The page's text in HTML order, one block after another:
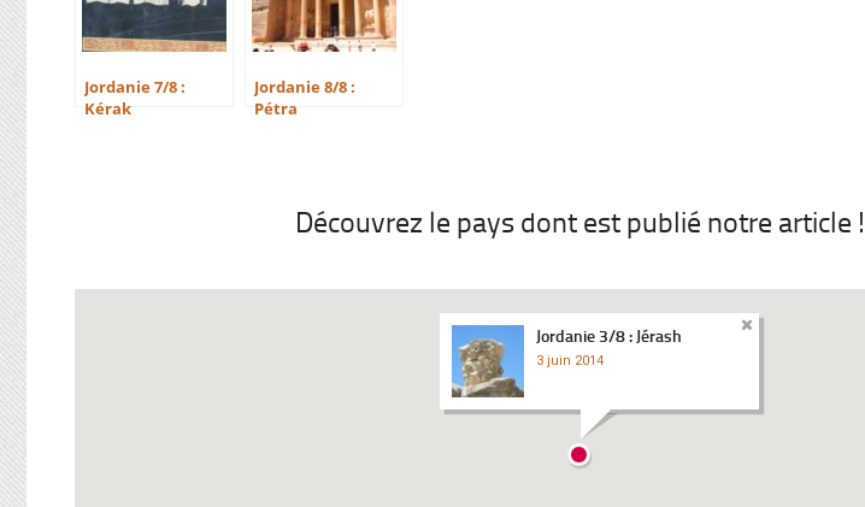
Jordanie 7/8 :
Kérak
Jordanie 8/8 :
Pétra
Découvrez le pays dont est publié notre article !
Jordanie 3/8 : Jérash
3 juin 2014